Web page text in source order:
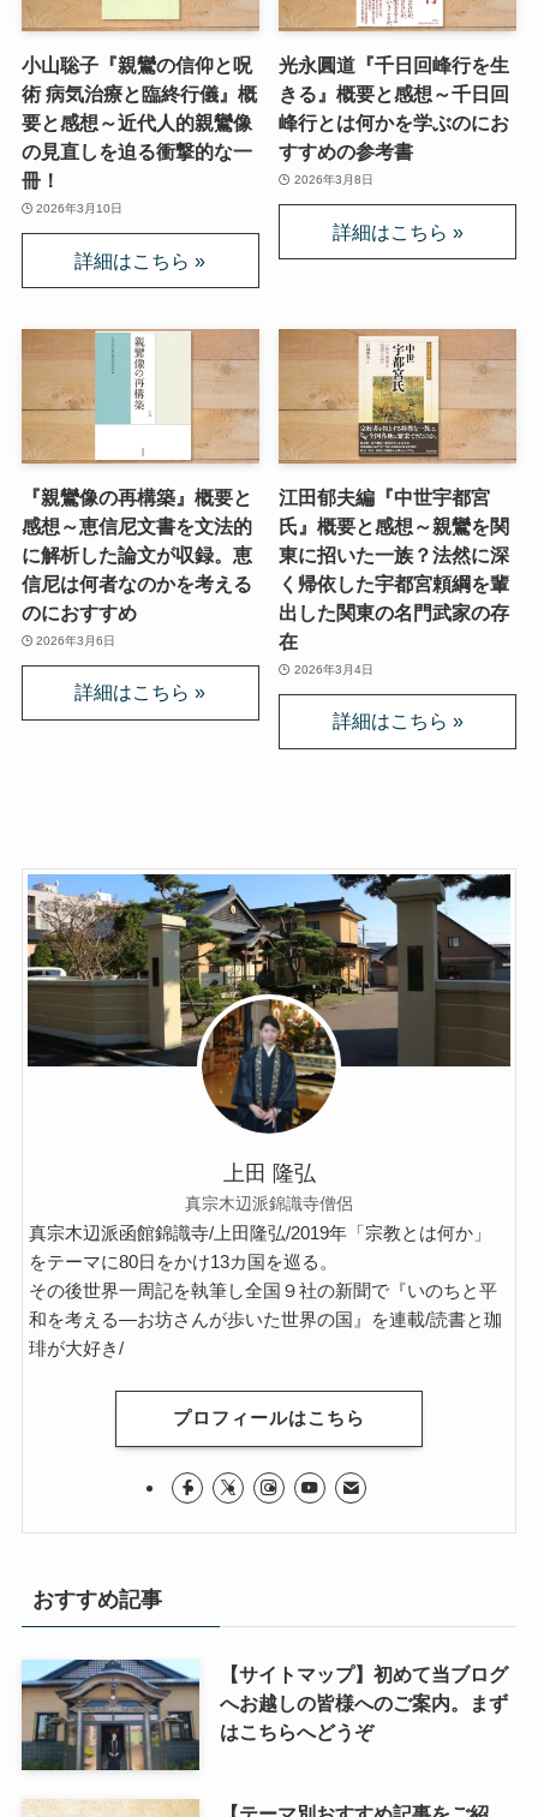
小山聡子『親鸞の信仰と呪
術 病気治療と臨終行儀』概
要と感想～近代人的親鸞像
の見直しを迫る衝撃的な一
冊！
2026年3月10日
光永圓道『千日回峰行を生
きる』概要と感想～千日回
峰行とは何かを学ぶのにお
すすめの参考書
2026年3月8日
『親鸞像の再構築』概要と
感想～恵信尼文書を文法的
に解析した論文が収録。恵
信尼は何者なのかを考える
のにおすすめ
2026年3月6日
江田郁夫編『中世宇都宮
氏』概要と感想～親鸞を関
東に招いた一族？法然に深
く帰依した宇都宮頼綱を輩
出した関東の名門武家の存
在
2026年3月4日
上田 隆弘
真宗木辺派錦識寺僧侶
真宗木辺派函館錦識寺/上田隆弘/2019年「宗教とは何か」
をテーマに80日をかけ13カ国を巡る。
その後世界一周記を執筆し全国９社の新聞で『いのちと平
和を考える―お坊さんが歩いた世界の国』を連載/読書と珈
琲が大好き/
プロフィールはこちら
おすすめ記事
【サイトマップ】初めて当ブログ
へお越しの皆様へのご案内。まず
はこちらへどうぞ